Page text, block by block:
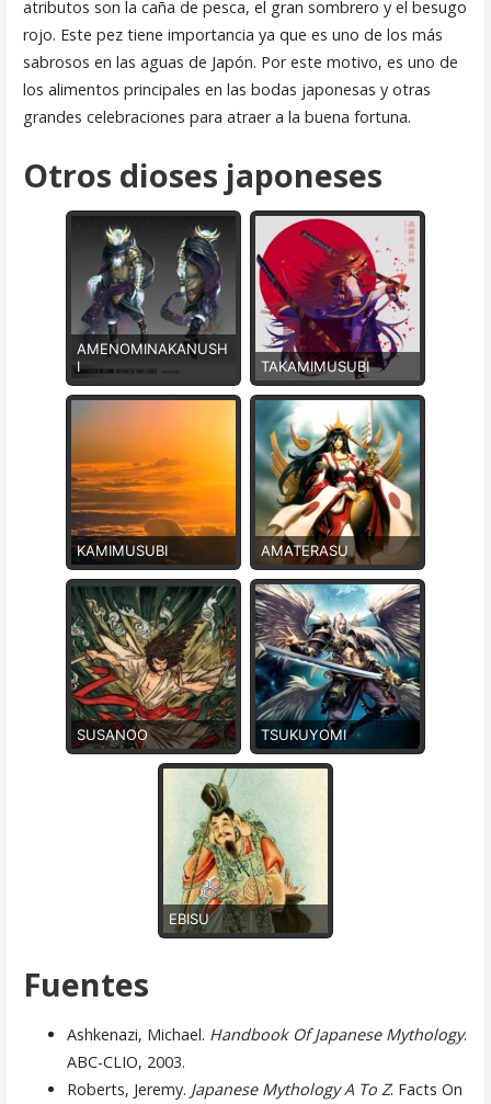
atributos son la caña de pesca, el gran sombrero y el besugo
rojo. Este pez tiene importancia ya que es uno de los más
sabrosos en las aguas de Japón. Por este motivo, es uno de
los alimentos principales en las bodas japonesas y otras
grandes celebraciones para atraer a la buena fortuna.
Otros dioses japoneses
AMENOMINAKANUSH
I
TAKAMIMUSUBI
KAMIMUSUBI AMATERASU
SUSANOO TSUKUYOMI
EBISU
Fuentes
Ashkenazi, Michael. Handbook Of Japanese Mythology.
ABC-CLIO, 2003.
Roberts, Jeremy. Japanese Mythology A To Z. Facts On